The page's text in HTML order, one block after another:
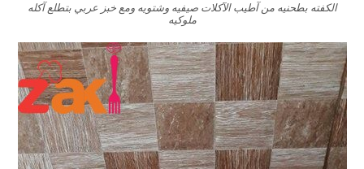
الكفته بطحنيه من آطيب الآكلات صيفيه وشتويه ومع خبز عربي بتطلع آكله
ملوكيه